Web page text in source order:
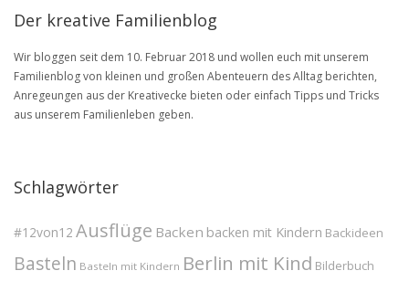
Der kreative Familienblog
Wir bloggen seit dem 10. Februar 2018 und wollen euch mit unserem
Familienblog von kleinen und großen Abenteuern des Alltag berichten,
Anregeungen aus der Kreativecke bieten oder einfach Tipps und Tricks
aus unserem Familienleben geben.
Schlagwörter
#12von12 Ausflüge Backen backen mit Kindern Backideen
Basteln Basteln mit Kindern Berlin mit Kind Bilderbuch